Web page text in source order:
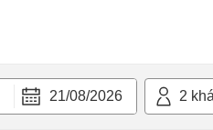
21/08/2026 2